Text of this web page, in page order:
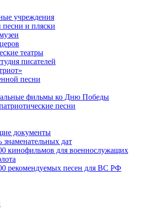
учреждения
и пляски
театры
писателей
песни
фильмы ко Дню Победы
песни
документы
знаменательных дат
кинофильмов для военнослужащих
рекомендуемых песен для ВС РФ